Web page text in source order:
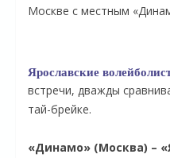
Москве с местным
Ярославские
встречи, дважды
тай-брейке.
«Динамо» (Москва) –